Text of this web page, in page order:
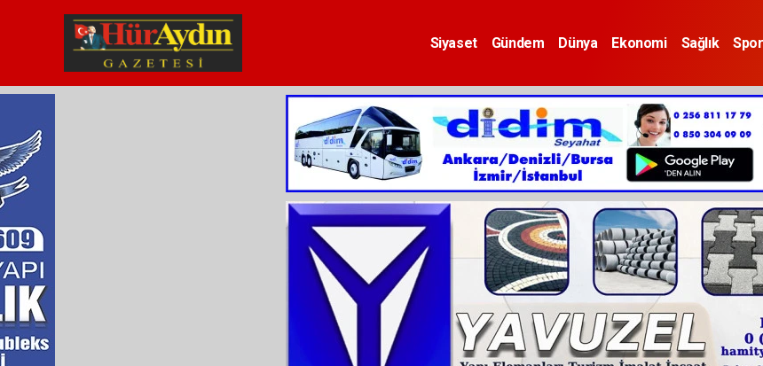
Siyaset Gündem Dünya Ekonomi Sağlık Spor